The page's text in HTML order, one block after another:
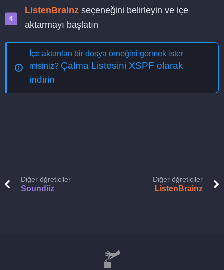
ListenBrainz seçeneğini belirleyin ve içe
aktarmayı başlatın
İçe aktarılan bir dosya örneğini görmek ister
misiniz? Çalma Listesini XSPF olarak
indirin
Diğer öğreticiler
Soundiiz
Diğer öğreticiler
ListenBrainz